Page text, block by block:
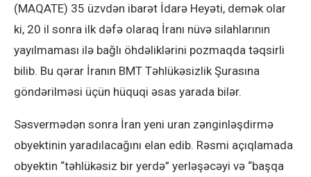
(MAQATE) 35 üzvdən ibarət İdarə Heyəti, demək olar
ki, 20 il sonra ilk dəfə olaraq İranı nüvə silahlarının
yayılmaması ilə bağlı öhdəliklərini pozmaqda təqsirli
bilib. Bu qərar İranın BMT Təhlükəsizlik Şurasına
göndərilməsi üçün hüquqi əsas yarada bilər.
Səsvermədən sonra İran yeni uran zənginləşdirmə
obyektinin yaradılacağını elan edib. Rəsmi açıqlamada
obyektin “təhlükəsiz bir yerdə” yerləşəcəyi və “başqa